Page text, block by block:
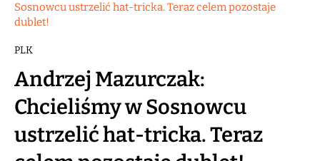
Sosnowcu ustrzelić hat-tricka. Teraz celem pozostaje
dublet!
PLK
Andrzej Mazurczak:
Chcieliśmy w Sosnowcu
ustrzelić hat-tricka. Teraz